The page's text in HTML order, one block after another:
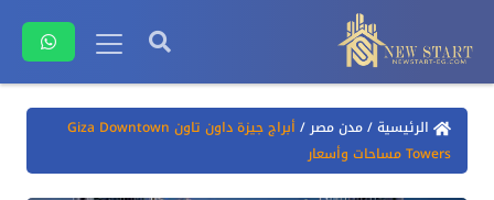
الرئيسية/مدن مصر/
أبراج جيزة داون تاون Giza Downtown
Towers مساحات وأسعار